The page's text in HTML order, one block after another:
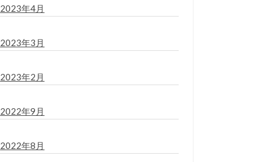
2023年4月
2023年3月
2023年2月
2022年9月
2022年8月